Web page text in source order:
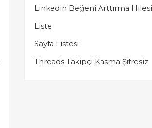
Linkedin Beğeni Arttırma Hilesi
Liste
Sayfa Listesi
Threads Takipçi Kasma Şifresiz